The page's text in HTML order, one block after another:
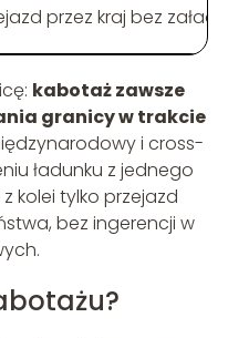
przez kraj bez
kabotaż zawsze
granicy w trakcie
i cross-
ładunku z jednego
kolei tylko przejazd
bez ingerencji w